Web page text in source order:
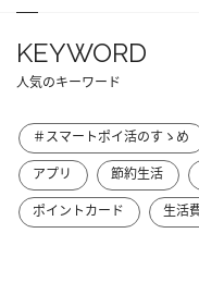
KEYWORD
人気のキーワード
＃スマートポイ活のすゝめ
アプリ
節約生活
ポイントカード
生活